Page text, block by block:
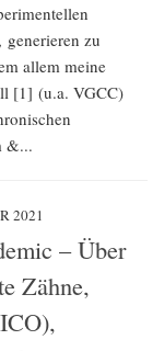
generieren zu
allem meine
[1] (u.a. VGCC)
&...
2021
– Über
Zähne,